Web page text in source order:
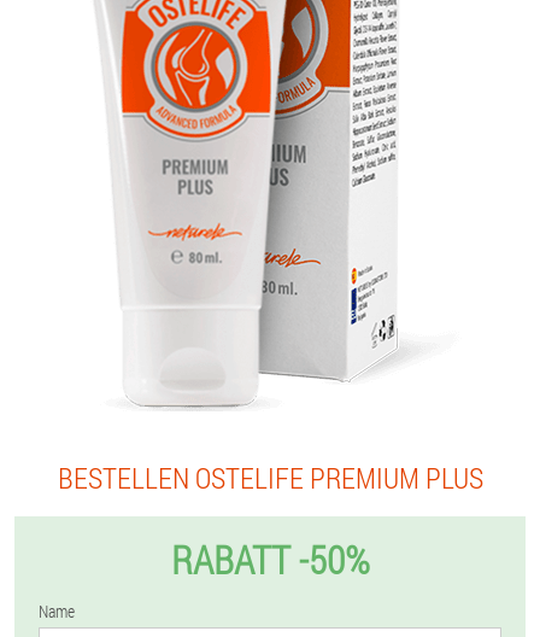
BESTELLEN OSTELIFE PREMIUM PLUS
RABATT -50%
Name